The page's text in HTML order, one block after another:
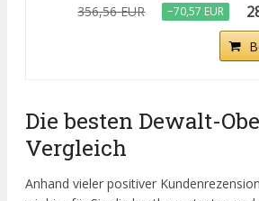
356,56 EUR −70,57 EUR
Die besten Dewalt-
Vergleich
Anhand vieler positiver